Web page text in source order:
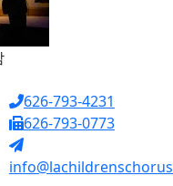
626-793-4231
626-793-0773